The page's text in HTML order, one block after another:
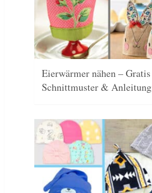
Eierwärmer nähen – Gratis
Schnittmuster & Anleitung